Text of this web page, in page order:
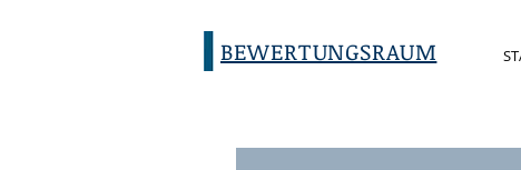
BEWERTUNGSRAUM